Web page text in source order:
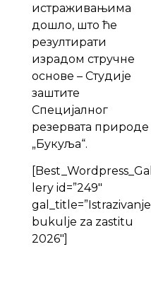
истраживањима
дошло, што ће
резултирати
израдом стручне
основе – Студије
заштите
Специјалног
резервата природе
„Букуља“.
[Best_Wordpress_Gal
lery id=”249″
gal_title=”Istrazivanje
bukulje za zastitu
2026″]